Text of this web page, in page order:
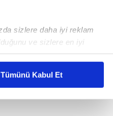
sizlere daha iyi reklam
ve sizlere en iyi
karşılamak
Tümünü Kabul Et